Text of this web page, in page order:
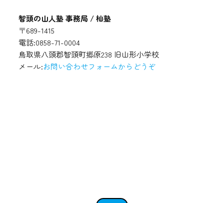
智頭の山人塾 事務局 / 杣塾
〒689-1415
電話:0858-71-0004
鳥取県八頭郡智頭町郷原238 旧山形小学校
メール:お問い合わせフォームからどうぞ